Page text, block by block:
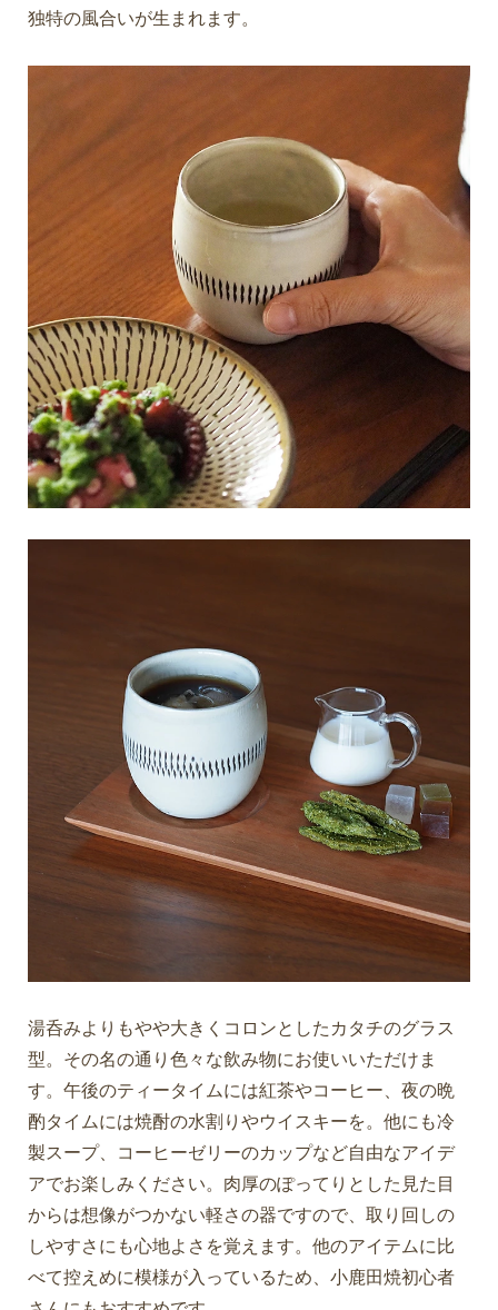
独特の風合いが生まれます。
湯呑みよりもやや大きくコロンとしたカタチのグラス
型。その名の通り色々な飲み物にお使いいただけま
す。午後のティータイムには紅茶やコーヒー、夜の晩
酌タイムには焼酎の水割りやウイスキーを。他にも冷
製スープ、コーヒーゼリーのカップなど自由なアイデ
アでお楽しみください。肉厚のぽってりとした見た目
からは想像がつかない軽さの器ですので、取り回しの
しやすさにも心地よさを覚えます。他のアイテムに比
べて控えめに模様が入っているため、小鹿田焼初心者